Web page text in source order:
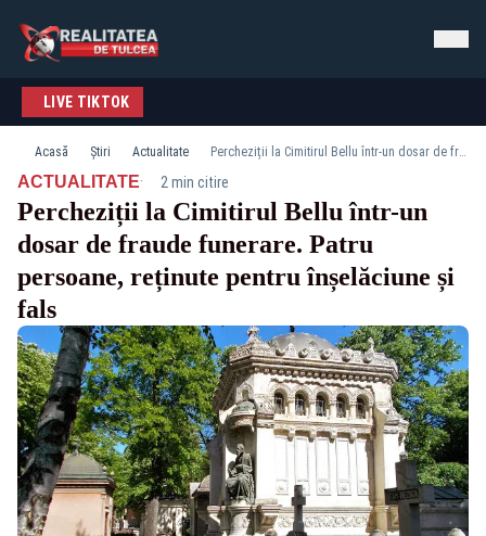
LIVE TIKTOK
Acasă Știri Actualitate Percheziții la Cimitirul Bellu într-un dosar de fraude funerare. Patru persoane, reținute pentru înșelăciune și fals
ACTUALITATE· 2 min citire
Percheziții la Cimitirul Bellu într-un
dosar de fraude funerare. Patru
persoane, reținute pentru înșelăciune și
fals